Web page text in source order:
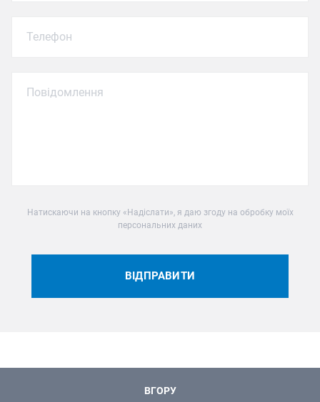
Натискаючи на кнопку «Надіслати», я даю згоду на обробку моїх
персональних даних
ВГОРУ